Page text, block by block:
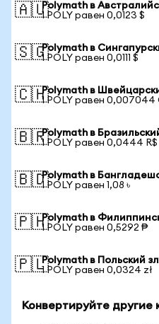
🇦🇺Polymath в
1 POLY равен 0,0123 $
🇸🇬Polymath в
1 POLY равен 0,0111 $
🇨🇭Polymath в
1 POLY равен 0,007044
🇧🇷Polymath в
1 POLY равен 0,0444 R$
🇧🇩Polymath в
1 POLY равен 1,08 ৳
🇵🇭Polymath в
1 POLY равен 0,5292 ₱
🇵🇱Polymath в Польский
1 POLY равен 0,0324 zł
Конвертируйте другие